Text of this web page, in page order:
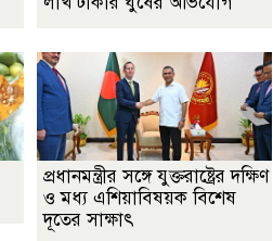
প্রধানমন্ত্রীর সঙ্গে যুক্তরাষ্ট্রের দক্ষিণ
ও মধ্য এশিয়াবিষয়ক বিশেষ
দূতের সাক্ষাৎ